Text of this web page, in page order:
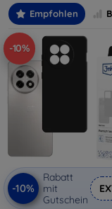
Empfohlen
-10%
-10%
Rabatt
mit
Gutschein